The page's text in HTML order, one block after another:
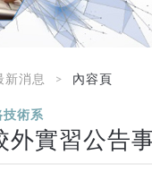
新消息 內容頁
技術系
外實習公告